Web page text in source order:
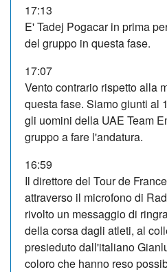
17:13
E' Tadej Pogacar in prima
del gruppo in questa fase.
17:07
Vento contrario rispetto alla
questa fase. Siamo giunti al
gli uomini della UAE Team
gruppo a fare l'andatura.
16:59
Il direttore del Tour de
attraverso il microfono di
rivolto un messaggio di
della corsa dagli atleti, al
presieduto dall'italiano
coloro che hanno reso